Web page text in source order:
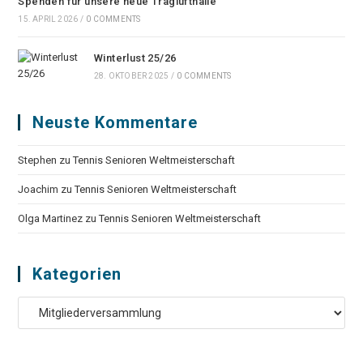
15. APRIL 2026 / 0 COMMENTS
Winterlust 25/26
28. OKTOBER 2025 / 0 COMMENTS
Neuste Kommentare
Stephen zuTennis Senioren Weltmeisterschaft
Joachim zuTennis Senioren Weltmeisterschaft
Olga Martinez zuTennis Senioren Weltmeisterschaft
Kategorien
Kategorien